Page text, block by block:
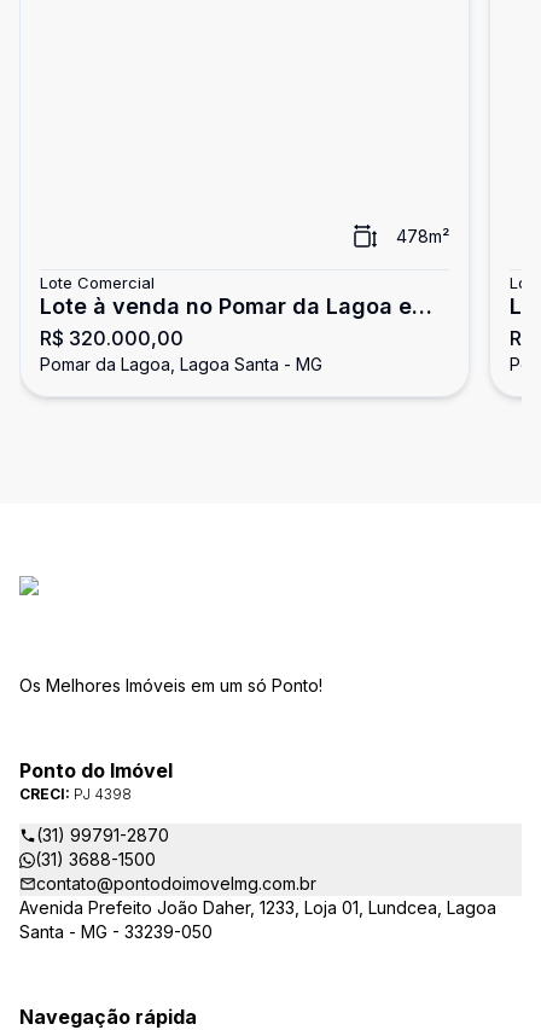
478m²
Lote Comercial
Lote à venda no Pomar da Lagoa em
Lagoa Santa
R$ 320.000,00
Pomar da Lagoa, Lagoa Santa - MG
Os Melhores Imóveis em um só Ponto!
Ponto do Imóvel
CRECI: PJ 4398
(31) 99791-2870
(31) 3688-1500
contato@pontodoimovelmg.com.br
Avenida Prefeito João Daher, 1233, Loja 01, Lundcea, Lagoa
Santa - MG - 33239-050
Navegação rápida